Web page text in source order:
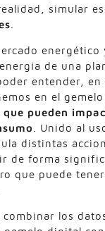
simular
energético
de una
entender, en
en el
pueden
. Unido al
distintas
de forma
que puede
combinar los